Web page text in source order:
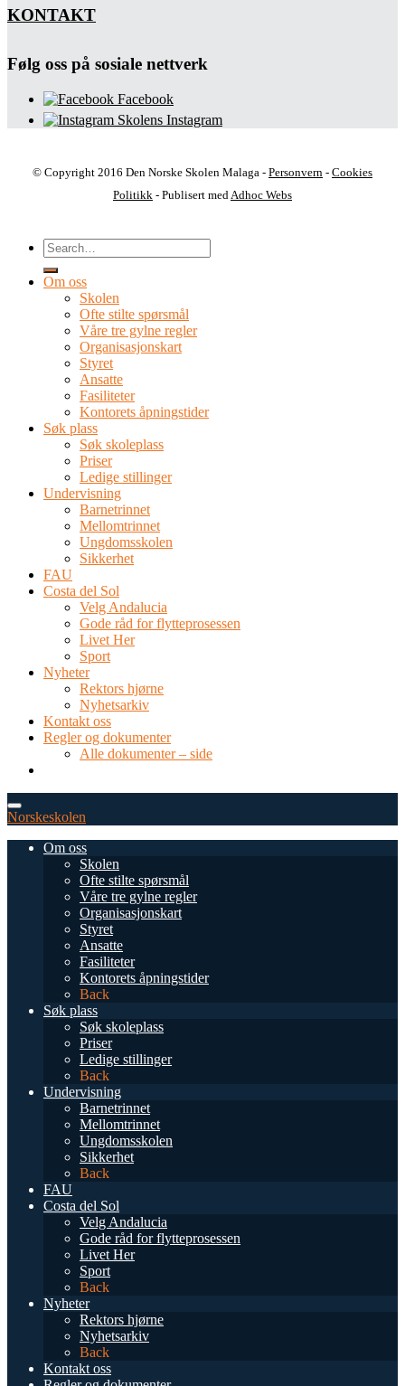
KONTAKT
Følg oss på sosiale nettverk
Facebook
Skolens Instagram
© Copyright 2016 Den Norske Skolen Malaga - Personvern - Cookies
Politikk - Publisert med Adhoc Webs
Om oss
Skolen
Ofte stilte spørsmål
Våre tre gylne regler
Organisasjonskart
Styret
Ansatte
Fasiliteter
Kontorets åpningstider
Søk plass
Søk skoleplass
Priser
Ledige stillinger
Undervisning
Barnetrinnet
Mellomtrinnet
Ungdomsskolen
Sikkerhet
FAU
Costa del Sol
Velg Andalucia
Gode råd for flytteprosessen
Livet Her
Sport
Nyheter
Rektors hjørne
Nyhetsarkiv
Kontakt oss
Regler og dokumenter
Alle dokumenter – side
Norskeskolen
Om oss
Skolen
Ofte stilte spørsmål
Våre tre gylne regler
Organisasjonskart
Styret
Ansatte
Fasiliteter
Kontorets åpningstider
Back
Søk plass
Søk skoleplass
Priser
Ledige stillinger
Back
Undervisning
Barnetrinnet
Mellomtrinnet
Ungdomsskolen
Sikkerhet
Back
FAU
Costa del Sol
Velg Andalucia
Gode råd for flytteprosessen
Livet Her
Sport
Back
Nyheter
Rektors hjørne
Nyhetsarkiv
Back
Kontakt oss